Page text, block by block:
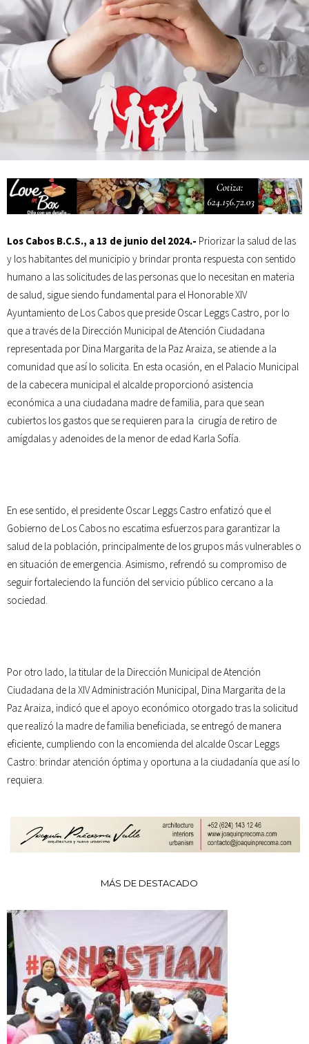
Mes Patrio
Atiende XV Ayuntamiento de Los Cabos planteamientos de Antorcha
Campesina
Los Cabos B.C.S., a 13 de junio del 2024.- Priorizar la salud de las
y los habitantes del municipio y brindar pronta respuesta con sentido
humano a las solicitudes de las personas que lo necesitan en materia
de salud, sigue siendo fundamental para el Honorable XIV
Ayuntamiento de Los Cabos que preside Oscar Leggs Castro, por lo
que a través de la Dirección Municipal de Atención Ciudadana
representada por Dina Margarita de la Paz Araiza, se atiende a la
comunidad que así lo solicita. En esta ocasión, en el Palacio Municipal
de la cabecera municipal el alcalde proporcionó asistencia
económica a una ciudadana madre de familia, para que sean
cubiertos los gastos que se requieren para la cirugía de retiro de
amígdalas y adenoides de la menor de edad Karla Sofía.
En ese sentido, el presidente Oscar Leggs Castro enfatizó que el
Gobierno de Los Cabos no escatima esfuerzos para garantizar la
salud de la población, principalmente de los grupos más vulnerables o
en situación de emergencia. Asimismo, refrendó su compromiso de
seguir fortaleciendo la función del servicio público cercano a la
sociedad.
Por otro lado, la titular de la Dirección Municipal de Atención
Ciudadana de la XIV Administración Municipal, Dina Margarita de la
Paz Araiza, indicó que el apoyo económico otorgado tras la solicitud
que realizó la madre de familia beneficiada, se entregó de manera
eficiente, cumpliendo con la encomienda del alcalde Oscar Leggs
Castro: brindar atención óptima y oportuna a la ciudadanía que así lo
requiera.
MÁS DE DESTACADO